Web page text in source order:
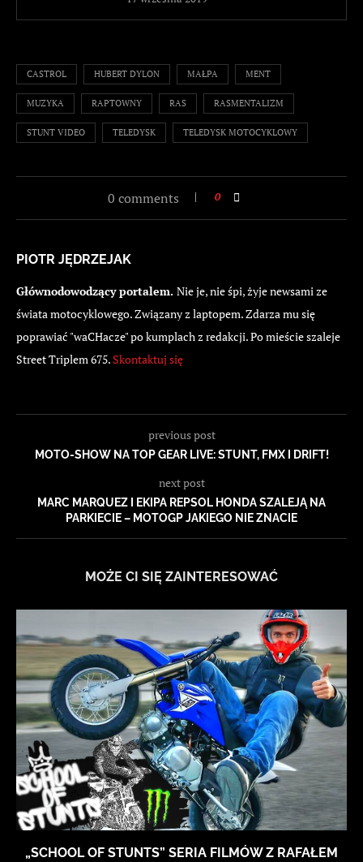
CASTROL HUBERT DYLON MAŁPA MENT
MUZYKA RAPTOWNY RAS RASMENTALIZM
STUNT VIDEO TELEDYSK TELEDYSK MOTOCYKLOWY
0 comments 0
PIOTR JĘDRZEJAK
Głównodowodzący portalem. Nie je, nie śpi, żyje newsami ze
świata motocyklowego. Związany z laptopem. Zdarza mu się
poprawiać "waCHacze" po kumplach z redakcji. Po mieście szaleje
Street Triplem 675. Skontaktuj się
previous post
MOTO-SHOW NA TOP GEAR LIVE: STUNT, FMX I DRIFT!
next post
MARC MARQUEZ I EKIPA REPSOL HONDA SZALEJĄ NA
PARKIECIE – MOTOGP JAKIEGO NIE ZNACIE
MOŻE CI SIĘ ZAINTERESOWAĆ
„SCHOOL OF STUNTS” SERIA FILMÓW Z RAFAŁEM